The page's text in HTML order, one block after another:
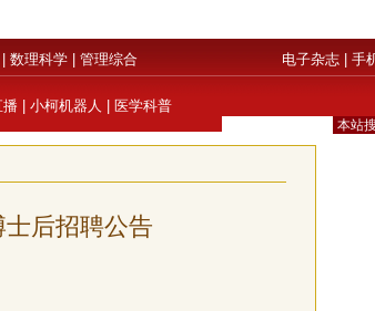
数理科学 管理综合 电子杂志 手
播 小柯机器人 医学科普
后招聘公告